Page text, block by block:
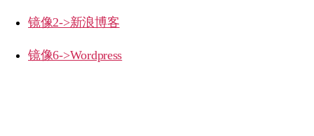
镜像2->新浪博客
镜像6->Wordpress